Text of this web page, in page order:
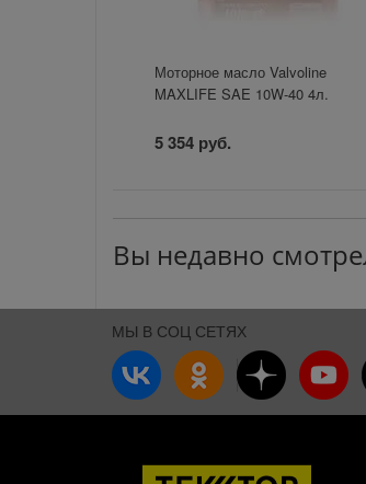
Моторное масло Valvoline
MAXLIFE SAE 10W-40 4л.
5 354 руб.
Вы недавно
МЫ В СОЦ СЕТЯХ